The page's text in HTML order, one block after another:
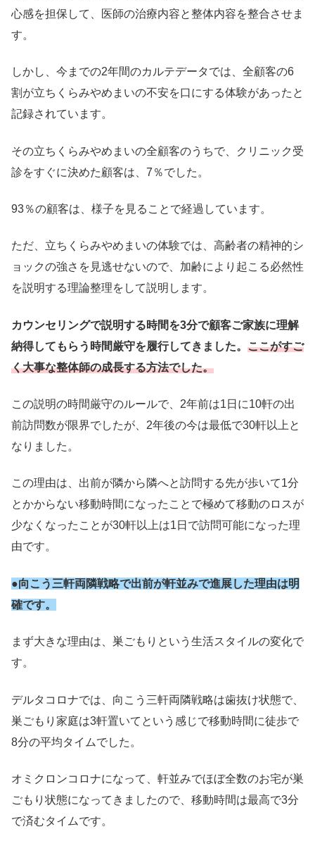
心感を担保して、医師の治療内容と整体内容を整合させま
す。
しかし、今までの2年間のカルテデータでは、全顧客の6
割が立ちくらみやめまいの不安を口にする体験があったと
記録されています。
その立ちくらみやめまいの全顧客のうちで、クリニック受
診をすぐに決めた顧客は、7％でした。
93％の顧客は、様子を見ることで経過しています。
ただ、立ちくらみやめまいの体験では、高齢者の精神的シ
ョックの強さを見逃せないので、加齢により起こる必然性
を説明する理論整理をして説明します。
カウンセリングで説明する時間を3分で顧客ご家族に理解
納得してもらう時間厳守を履行してきました。 ここがすご
く大事な整体師の成長する方法でした。
この説明の時間厳守のルールで、2年前は1日に10軒の出
前訪問数が限界でしたが、2年後の今は最低で30軒以上と
なりました。
この理由は、出前が隣から隣へと訪問する先が歩いて1分
とかからない移動時間になったことで極めて移動のロスが
少なくなったことが30軒以上は1日で訪問可能になった理
由です。
●向こう三軒両隣戦略で出前が軒並みで進展した理由は明
確です。
まず大きな理由は、巣ごもりという生活スタイルの変化で
す。
デルタコロナでは、向こう三軒両隣戦略は歯抜け状態で、
巣ごもり家庭は3軒置いてという感じで移動時間に徒歩で
8分の平均タイムでした。
オミクロンコロナになって、軒並みでほぼ全数のお宅が巣
ごもり状態になってきましたので、移動時間は最高で3分
で済むタイムです。